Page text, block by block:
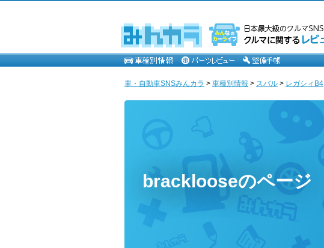
車・自動車SNSみんカラ > 車種別情報 > スバル > レガシィB4
bracklooseのページ